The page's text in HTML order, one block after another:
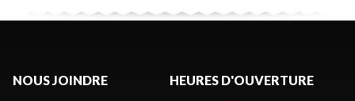
NOUS JOINDRE HEURES D'OUVERTURE